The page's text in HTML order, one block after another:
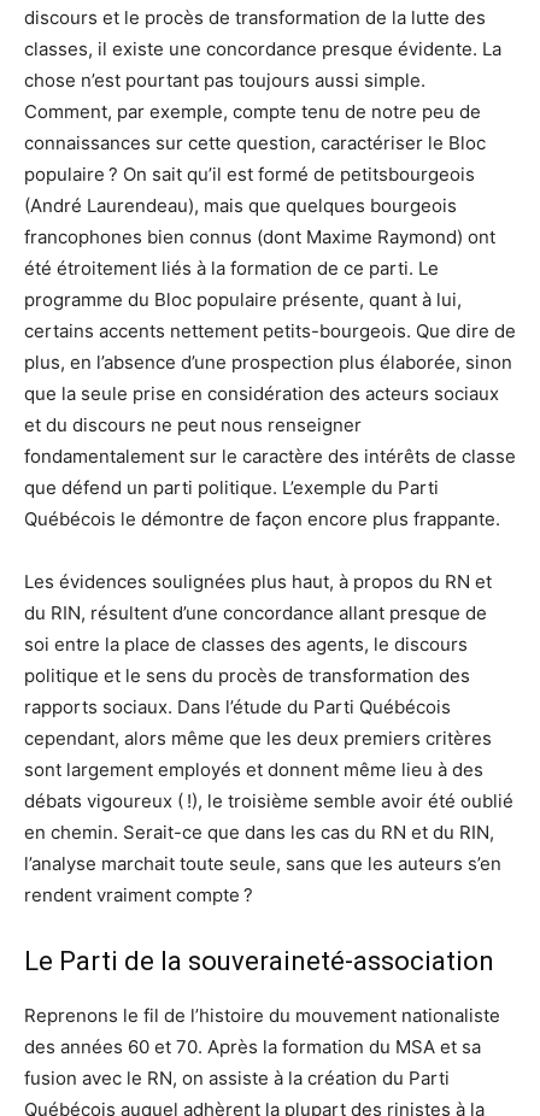
discours et le procès de transformation de la lutte des
classes, il existe une concordance presque évidente. La
chose n’est pourtant pas toujours aussi simple.
Comment, par exemple, compte tenu de notre peu de
connaissances sur cette question, caractériser le Bloc
populaire ? On sait qu’il est formé de petitsbourgeois
(André Laurendeau), mais que quelques bourgeois
francophones bien connus (dont Maxime Raymond) ont
été étroitement liés à la formation de ce parti. Le
programme du Bloc populaire présente, quant à lui,
certains accents nettement petits-bourgeois. Que dire de
plus, en l’absence d’une prospection plus élaborée, sinon
que la seule prise en considération des acteurs sociaux
et du discours ne peut nous renseigner
fondamentalement sur le caractère des intérêts de classe
que défend un parti politique. L’exemple du Parti
Québécois le démontre de façon encore plus frappante.
Les évidences soulignées plus haut, à propos du RN et
du RIN, résultent d’une concordance allant presque de
soi entre la place de classes des agents, le discours
politique et le sens du procès de transformation des
rapports sociaux. Dans l’étude du Parti Québécois
cependant, alors même que les deux premiers critères
sont largement employés et donnent même lieu à des
débats vigoureux ( !), le troisième semble avoir été oublié
en chemin. Serait-ce que dans les cas du RN et du RIN,
l’analyse marchait toute seule, sans que les auteurs s’en
rendent vraiment compte ?
Le Parti de la souveraineté-association
Reprenons le fil de l’histoire du mouvement nationaliste
des années 60 et 70. Après la formation du MSA et sa
fusion avec le RN, on assiste à la création du Parti
Québécois auquel adhèrent la plupart des rinistes à la